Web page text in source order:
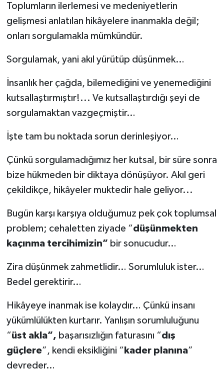
Toplumların ilerlemesi ve medeniyetlerin
gelişmesi anlatılan hikâyelere inanmakla değil;
onları sorgulamakla mümkündür.
Sorgulamak, yani akıl yürütüp düşünmek…
İnsanlık her çağda, bilemediğini ve yenemediğini
kutsallaştırmıştır!... Ve kutsallaştırdığı şeyi de
sorgulamaktan vazgeçmiştir…
İşte tam bu noktada sorun derinleşiyor…
Çünkü sorgulamadığımız her kutsal, bir süre sonra
bize hükmeden bir diktaya dönüşüyor. Akıl geri
çekildikçe, hikâyeler muktedir hale geliyor...
Bugün karşı karşıya olduğumuz pek çok toplumsal
problem; cehaletten ziyade “düşünmekten
kaçınma tercihimizin” bir sonucudur…
Zira düşünmek zahmetlidir… Sorumluluk ister…
Bedel gerektirir…
Hikâyeye inanmak ise kolaydır… Çünkü insanı
yükümlülükten kurtarır. Yanlışın sorumluluğunu
“üst akla”, başarısızlığın faturasını “dış
güçlere”, kendi eksikliğini “ kader planına”
devreder…